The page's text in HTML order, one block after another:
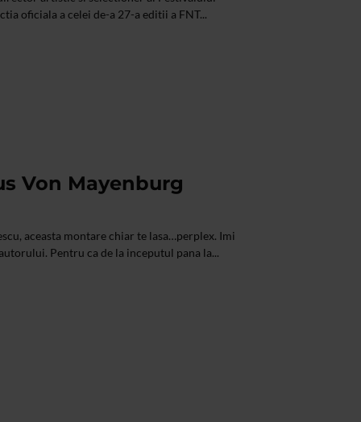
oficiala a celei de-a 27-a editii a FNT...
Von Mayenburg
aceasta montare chiar te lasa…perplex. Imi
Pentru ca de la inceputul pana la...